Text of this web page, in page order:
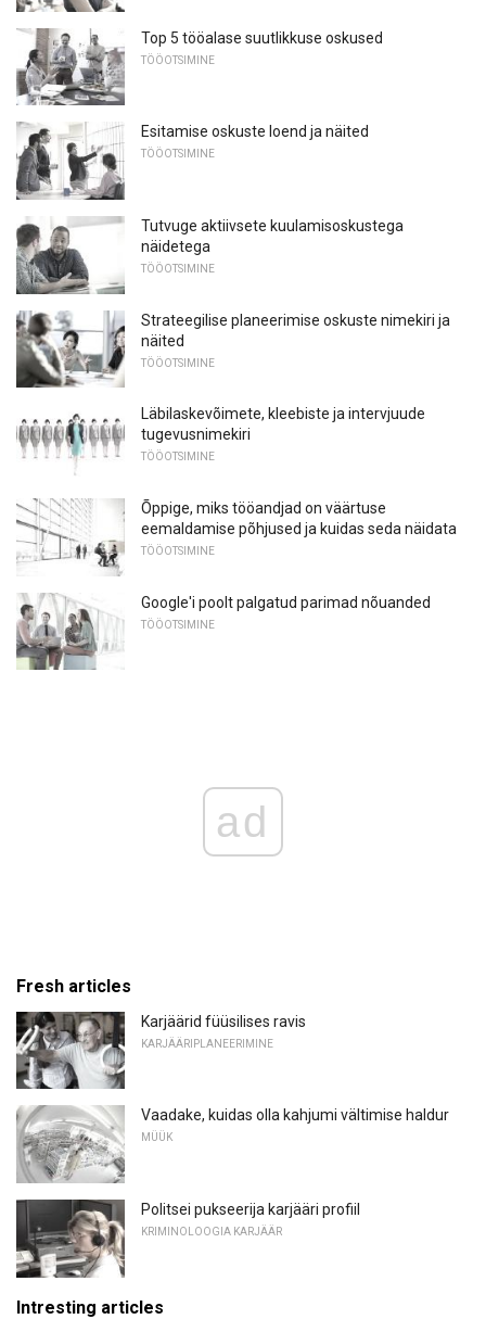
Top 5 tööalase suutlikkuse oskused
TÖÖOTSIMINE
Esitamise oskuste loend ja näited
TÖÖOTSIMINE
Tutvuge aktiivsete kuulamisoskustega
näidetega
TÖÖOTSIMINE
Strateegilise planeerimise oskuste nimekiri ja
näited
TÖÖOTSIMINE
Läbilaskevõimete, kleebiste ja intervjuude
tugevusnimekiri
TÖÖOTSIMINE
Õppige, miks tööandjad on väärtuse
eemaldamise põhjused ja kuidas seda näidata
TÖÖOTSIMINE
Google'i poolt palgatud parimad nõuanded
TÖÖOTSIMINE
ad
Fresh articles
Karjäärid füüsilises ravis
KARJÄÄRIPLANEERIMINE
Vaadake, kuidas olla kahjumi vältimise haldur
MÜÜK
Politsei pukseerija karjääri profiil
KRIMINOLOOGIA KARJÄÄR
Intresting articles